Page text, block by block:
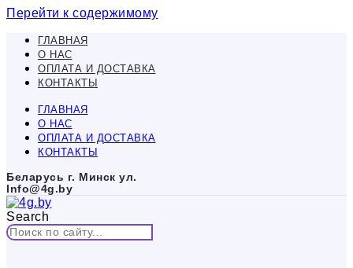
Перейти к содержимому
ГЛАВНАЯ
О НАС
ОПЛАТА И ДОСТАВКА
КОНТАКТЫ
ГЛАВНАЯ
О НАС
ОПЛАТА И ДОСТАВКА
КОНТАКТЫ
Беларусь г. Минск ул.
Info@4g.by
Search